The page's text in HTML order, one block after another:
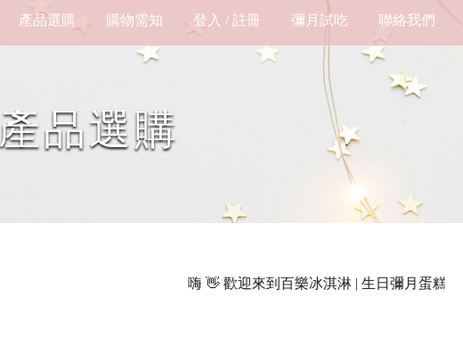
產品選購 購物需知 登入 / 註冊 彌月試吃 聯絡我們
產品選購
嗨 👋 歡迎來到百樂冰淇淋 | 生日彌月蛋糕 營業